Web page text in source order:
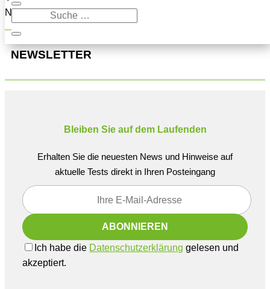
Navigation oben, um den Beitrag zu finden.
NEWSLETTER
Bleiben Sie auf dem Laufenden
Erhalten Sie die neuesten News und Hinweise auf
aktuelle Tests direkt in Ihren Posteingang
Ich habe die Datenschutzerklärung gelesen und
akzeptiert.